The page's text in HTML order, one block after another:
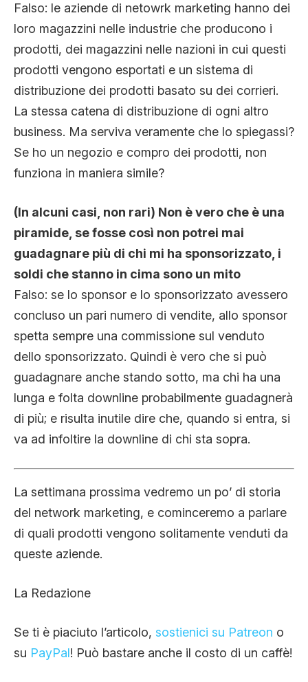
Falso: le aziende di netowrk marketing hanno dei
loro magazzini nelle industrie che producono i
prodotti, dei magazzini nelle nazioni in cui questi
prodotti vengono esportati e un sistema di
distribuzione dei prodotti basato su dei corrieri.
La stessa catena di distribuzione di ogni altro
business. Ma serviva veramente che lo spiegassi?
Se ho un negozio e compro dei prodotti, non
funziona in maniera simile?
(In alcuni casi, non rari) Non è vero che è una
piramide, se fosse così non potrei mai
guadagnare più di chi mi ha sponsorizzato, i
soldi che stanno in cima sono un mito
Falso: se lo sponsor e lo sponsorizzato avessero
concluso un pari numero di vendite, allo sponsor
spetta sempre una commissione sul venduto
dello sponsorizzato. Quindi è vero che si può
guadagnare anche stando sotto, ma chi ha una
lunga e folta downline probabilmente guadagnerà
di più; e risulta inutile dire che, quando si entra, si
va ad infoltire la downline di chi sta sopra.
La settimana prossima vedremo un po’ di storia
del network marketing, e cominceremo a parlare
di quali prodotti vengono solitamente venduti da
queste aziende.
La Redazione
Se ti è piaciuto l’articolo, sostienici su Patreon o
su PayPal! Può bastare anche il costo di un caffè!